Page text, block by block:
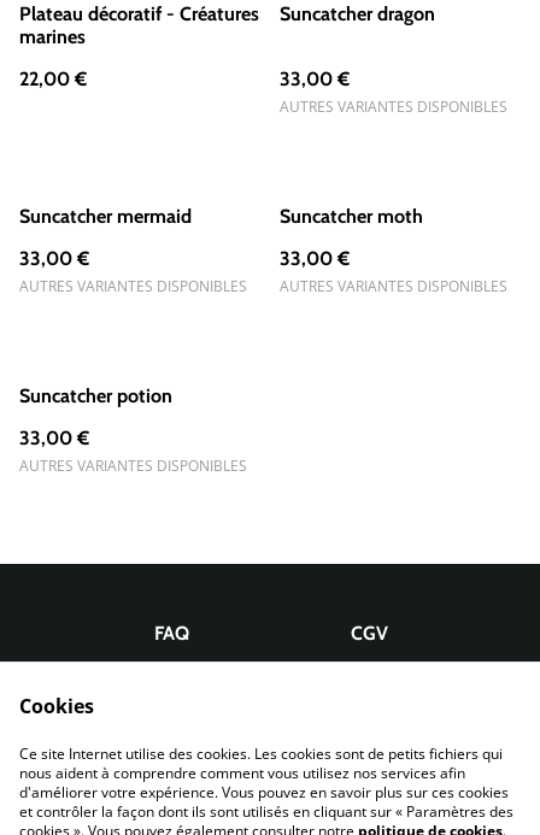
Plateau décoratif - Créatures
marines
22,00 €
Suncatcher dragon
33,00 €
AUTRES VARIANTES DISPONIBLES
Suncatcher mermaid
33,00 €
AUTRES VARIANTES DISPONIBLES
Suncatcher moth
33,00 €
AUTRES VARIANTES DISPONIBLES
Suncatcher potion
33,00 €
AUTRES VARIANTES DISPONIBLES
FAQ CGV
Contactez-nous
Cookies
Ce site Internet utilise des cookies. Les cookies sont de petits fichiers qui
nous aident à comprendre comment vous utilisez nos services afin
d'améliorer votre expérience. Vous pouvez en savoir plus sur ces cookies
et contrôler la façon dont ils sont utilisés en cliquant sur « Paramètres des
cookies ». Vous pouvez également consulter notre politique de cookies.